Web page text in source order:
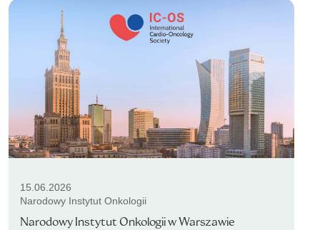
15.06.2026
Narodowy Instytut Onkologii
Narodowy Instytut Onkologii w Warszawie